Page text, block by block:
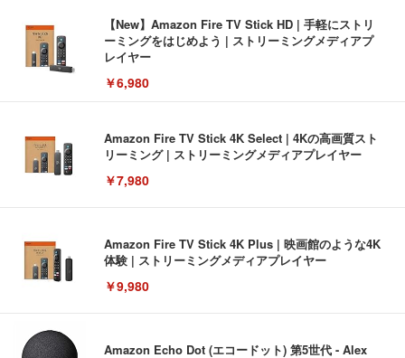
【New】Amazon Fire TV Stick HD | 手軽にストリ
ーミングをはじめよう | ストリーミングメディアプ
レイヤー
￥6,980
Amazon Fire TV Stick 4K Select | 4Kの高画質スト
リーミング | ストリーミングメディアプレイヤー
￥7,980
Amazon Fire TV Stick 4K Plus | 映画館のような4K
体験 | ストリーミングメディアプレイヤー
￥9,980
Amazon Echo Dot (エコードット) 第5世代 - Alex